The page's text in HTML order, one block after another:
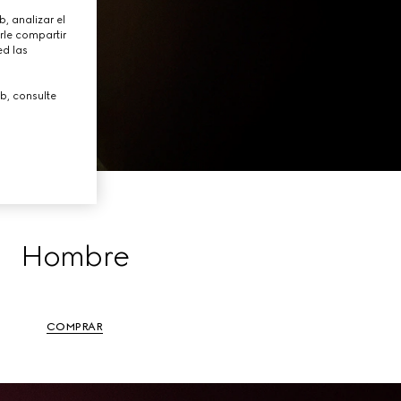
Hombre
COMPRAR
analizar el
compartir
las
consulte